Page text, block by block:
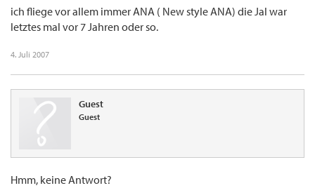
ich fliege vor allem immer ANA ( New style ANA) die Jal war
letztes mal vor 7 Jahren oder so.
4. Juli 2007
Guest
Guest
Hmm, keine Antwort?